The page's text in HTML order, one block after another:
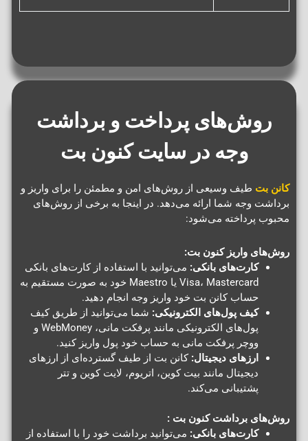
روش‌های پرداخت و برداشت
وجه در سایت کنون بت
کانن بت طیف وسیعی از روش‌های امن و مطمئن را برای واریز و
برداشت وجه شما ارائه می‌دهد. در اینجا به برخی از روش‌های
محبوب پرداخته می‌شود:
روش‌های واریز کنون بت:
کارت‌های بانکی: می‌توانید با استفاده از کارت‌های بانکی
Visa، Mastercard یا Maestro خود به صورت مستقیم به
حساب کانن بت خود واریز وجه انجام دهید.
کیف پول‌های الکترونیکی: شما می‌توانید از طریق کیف
پول‌های الکترونیکی مانند پرفکت مانی، WebMoney و
ووچر پرفکت مانی به حساب خود پول واریز کنید.
ارزهای دیجیتال: کانن بت از طیف گسترده‌ای از ارزهای
دیجیتال مانند بیت کوین، اتریوم، لایت کوین و تتر
پشتیبانی می‌کند.
روش‌های برداشت کنون بت :
کارت‌های بانکی: می‌توانید برداشت خود را با استفاده از